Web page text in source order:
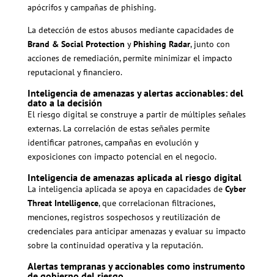
apócrifos y campañas de phishing.
La detección de estos abusos mediante capacidades de
Brand & Social Protection yPhishing Radar, junto con
acciones de remediación, permite minimizar el impacto
reputacional y financiero.
Inteligencia de amenazas y alertas accionables: del
dato a la decisión
El riesgo digital se construye a partir de múltiples señales
externas. La correlación de estas señales permite
identificar patrones, campañas en evolución y
exposiciones con impacto potencial en el negocio.
Inteligencia de amenazas aplicada al riesgo digital
La inteligencia aplicada se apoya en capacidades de Cyber
Threat Intelligence, que correlacionan filtraciones,
menciones, registros sospechosos y reutilización de
credenciales para anticipar amenazas y evaluar su impacto
sobre la continuidad operativa y la reputación.
Alertas tempranas y accionables como instrumento